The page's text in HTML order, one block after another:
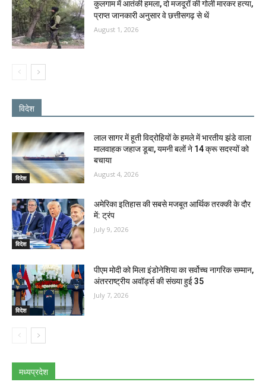
कुलगाम में आतंकी हमला, दो मजदूरों की गोली मारकर हत्या,
प्राप्त जानकारी अनुसार वे छत्तीसगढ़ से थें
August 1, 2026
विदेश
विदेश
लाल सागर में हूती विद्रोहियों के हमले में भारतीय झंडे वाला
मालवाहक जहाज डूबा, यमनी बलों ने 14 क्रू सदस्‍यों को
बचाया
August 4, 2026
विदेश
अमेरिका इतिहास की सबसे मजबूत आर्थिक तरक्की के दौर
में: ट्रंप
July 9, 2026
विदेश
पीएम मोदी को मिला इंडोनेशिया का सर्वोच्च नागरिक सम्मान,
अंतरराष्ट्रीय अवॉर्ड्स की संख्या हुई 35
July 7, 2026
मध्यप्रदेश